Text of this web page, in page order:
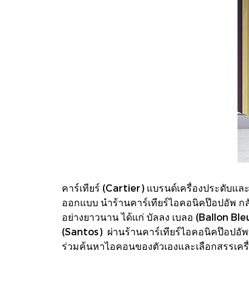
คาร์เทียร์ (Cartier) แบรนด์เครื่องประดับ
ออกแบบ นำร้านคาร์เทียร์ไอคอนิคป๊อปอัพ
อย่างยาวนาน ได้แก่ บัลลง เบลอ (Ballon
(Santos) ผ่านร้านคาร์เทียร์ไอคอนิคป๊อปอั
ร่วมค้นหาไอคอนของตัวเองและเลือกสรรเ